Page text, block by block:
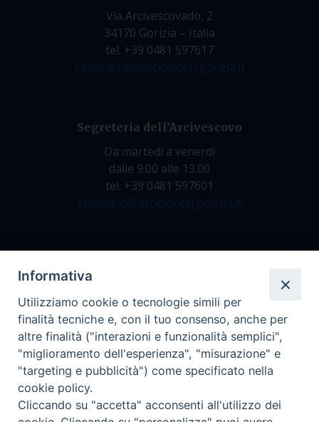
Via Arcivescovado, 2
34170 Gorizia – Italia
tel. +39 0481 597617
cancelleria@arcidiocesi.gorizia.it
Segreteria dell’Arcivescovo
Da martedì a venerdì
dalle 9.00 alle 13.00
tel. +39 0481 597601
episcopio@arcidiocesi.gorizia.it
dalle 9.00 alle 12.30
tel. +39 0481 597628
archivio@arcidiocesi.gorizia.it
Ufficio Comunicazioni Sociali
Informativa
Utilizziamo cookie o tecnologie simili per
finalità tecniche e, con il tuo consenso, anche per
altre finalità ("interazioni e funzionalità semplici",
"miglioramento dell'esperienza", "misurazione" e
"targeting e pubblicità") come specificato nella
cookie policy.
Cliccando su "accetta" acconsenti all'utilizzo dei